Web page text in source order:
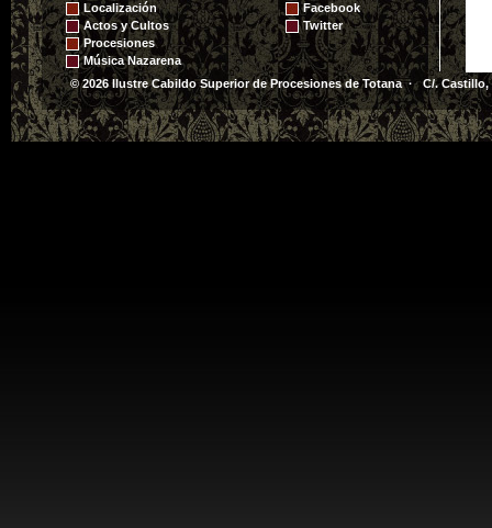
Localización
Actos y Cultos
Procesiones
Música Nazarena
Facebook
Twitter
© 2026 Ilustre Cabildo Superior de Procesiones de Totana · C/. Castillo,